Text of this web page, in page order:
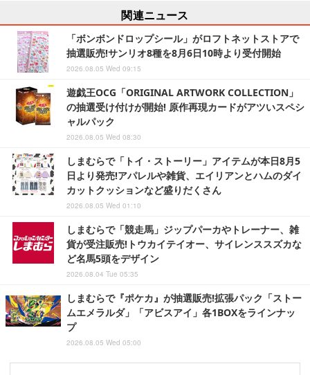
関連ニュース
「ボンボンドロップシール」がロフトネットストアで
抽選販売!サンリオ8種を8月6日10時より受付開始
2026.08.05 Wed 09:15
遊戯王OCG「ORIGINAL ARTWORK COLLECTION」
の抽選受け付けが開始! 原作再現カードがアツいスペシ
ャルパック
2026.08.05 Wed 08:30
しまむらで「トイ・ストーリー」アイテムが本日8月5
日より発売!アパレルや雑貨、エイリアンとハムのダイ
カットクッションなど盛りだくさん
2026.08.05 Wed 01:10
しまむらで「競走馬」ジップパーカやトレーナー、雑
貨が受注販売!トウカイテイオー、サイレンススズカな
ど名馬5頭をデザイン
2026.08.04 Tue 05:35
しまむらで『ポケカ』が抽選販売!拡張パック「ストー
ムエメラルダ」「アビスアイ」各1BOXをラインナッ
プ
2026.08.05 Wed 05:00